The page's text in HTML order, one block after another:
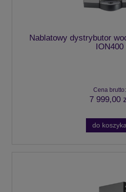
Nablatowy dystrybutor
ION400
Cena brutto:
7 999,00
do koszyka